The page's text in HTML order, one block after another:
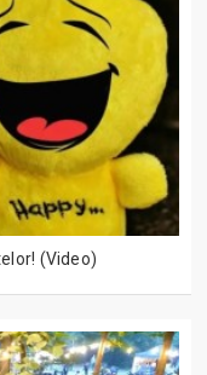
(Video)